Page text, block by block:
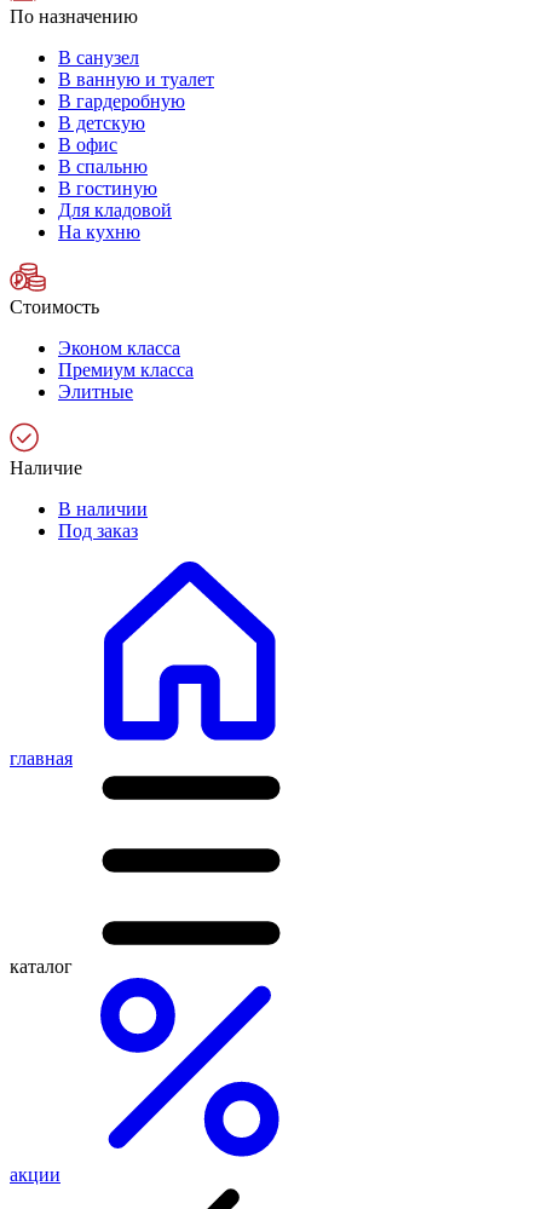
По назначению
В санузел
В ванную и туалет
В гардеробную
В детскую
В офис
В спальню
В гостиную
Для кладовой
На кухню
Стоимость
Эконом класса
Премиум класса
Элитные
Наличие
В наличии
Под заказ
главная
каталог
акции